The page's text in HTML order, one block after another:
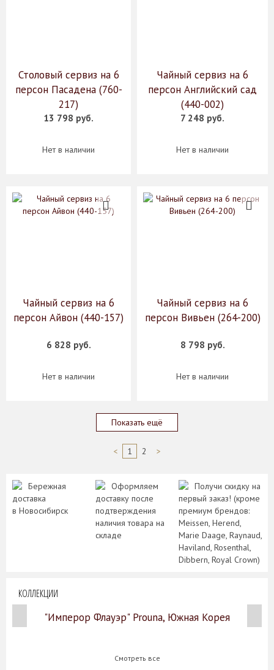
Столовый сервиз на 6
персон Пасадена (760-
217)
13 798 руб.
Нет в наличии
Чайный сервиз на 6
персон Английский сад
(440-002)
7 248 руб.
Нет в наличии
Чайный сервиз на 6
персон Айвон (440-157)
6 828 руб.
Нет в наличии
Чайный сервиз на 6
персон Вивьен (264-200)
8 798 руб.
Нет в наличии
Показать ещё
< 1 2 >
Бережная
доставка
в Новосибирск
Оформляем
доставку после
подтверждения
наличия товара на
складе
Получи скидку на
первый заказ! (кроме
премиум брендов:
Meissen, Herend,
Marie Daage, Raynaud,
Haviland, Rosenthal,
Dibbern, Royal Crown)
КОЛЛЕКЦИИ
"Имперор Флауэр" Prouna, Южная Корея
Смотреть все